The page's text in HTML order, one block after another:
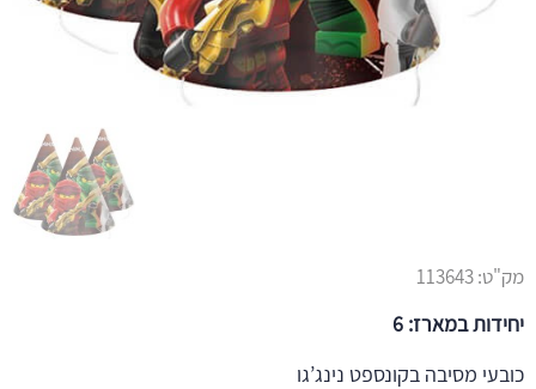
מק"ט:113643
יחידות במארז: 6
כובעי מסיבה בקונספט נינג’גו